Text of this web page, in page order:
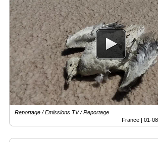
Reportage / Emissions TV / Reportage
France | 01-